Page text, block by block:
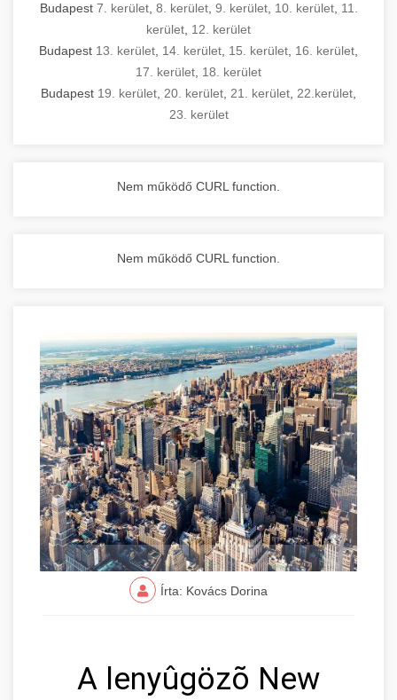
Budapest 7. kerület, 8. kerület, 9. kerület, 10. kerület, 11.
kerület 12. kerület
Budapest 13. kerület 14. kerület 15. kerület 16. kerület
17. kerület 18. kerület
Budapest 19. kerület 20. kerület 21. kerület 22.kerület
23. kerület
Nem működő CURL function.
Nem működő CURL function.
Írta: Kovács Dorina
A lenyûgözõ New